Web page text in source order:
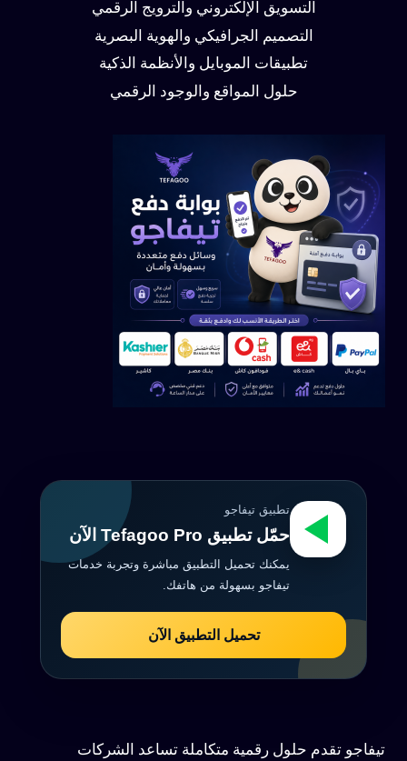
التسويق الإلكتروني والترويج الرقمي
التصميم الجرافيكي والهوية البصرية
تطبيقات الموبايل والأنظمة الذكية
حلول المواقع والوجود الرقمي
تطبيق تيفاجو
حمّل تطبيق Tefagoo Pro الآن
يمكنك تحميل التطبيق مباشرة وتجربة خدمات
تيفاجو بسهولة من هاتفك.
تحميل التطبيق الآن
تيفاجو تقدم حلول رقمية متكاملة تساعد الشركات